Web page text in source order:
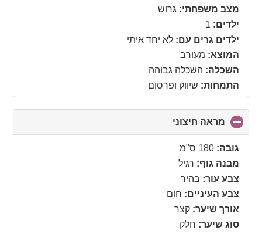
collapse
מצב משפחתי: גרוש
ילדים: 1
ילדים גרים עם: לא יחד איתי
המוצא: מעורב
השכלה: השכלה גבוהה
התמחות: שיווק ופרסום
מראה חיצוני
to
גובה: 180 ס"מ
מבנה גוף: רגיל
צבע עור: בהיר
צבע העיניים: חום
אורך שיער: קצר
סוג שיער: חלק